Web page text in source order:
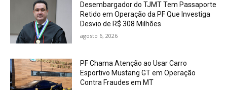
Desembargador do TJMT Tem Passaporte
Retido em Operação da PF Que Investiga
Desvio de R$ 308 Milhões
agosto 6, 2026
PF Chama Atenção ao Usar Carro
Esportivo Mustang GT em Operação
Contra Fraudes em MT